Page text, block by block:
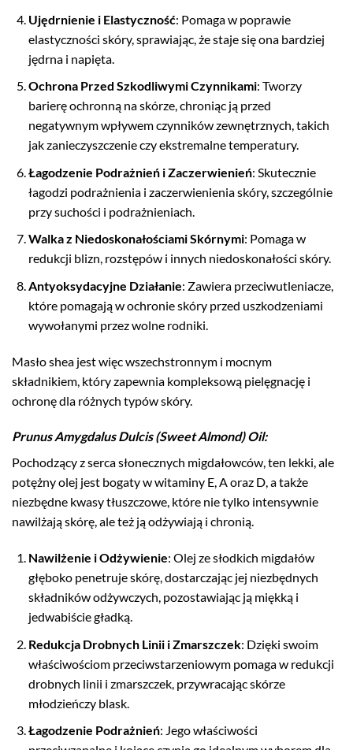
Ujędrnienie i Elastyczność: Pomaga w poprawie
elastyczności skóry, sprawiając, że staje się ona bardziej
jędrna i napięta.
Ochrona Przed Szkodliwymi Czynnikami: Tworzy
barierę ochronną na skórze, chroniąc ją przed
negatywnym wpływem czynników zewnętrznych, takich
jak zanieczyszczenie czy ekstremalne temperatury.
Łagodzenie Podrażnień i Zaczerwienień: Skutecznie
łagodzi podrażnienia i zaczerwienienia skóry, szczególnie
przy suchości i podrażnieniach.
Walka z Niedoskonałościami Skórnymi: Pomaga w
redukcji blizn, rozstępów i innych niedoskonałości skóry.
Antyoksydacyjne Działanie: Zawiera przeciwutleniacze,
które pomagają w ochronie skóry przed uszkodzeniami
wywołanymi przez wolne rodniki.
Masło shea jest więc wszechstronnym i mocnym
składnikiem, który zapewnia kompleksową pielęgnację i
ochronę dla różnych typów skóry.
Prunus Amygdalus Dulcis (Sweet Almond) Oil:
Pochodzący z serca słonecznych migdałowców, ten lekki, ale
potężny olej jest bogaty w witaminy E, A oraz D, a także
niezbędne kwasy tłuszczowe, które nie tylko intensywnie
nawilżają skórę, ale też ją odżywiają i chronią.
Nawilżenie i Odżywienie: Olej ze słodkich migdałów
głęboko penetruje skórę, dostarczając jej niezbędnych
składników odżywczych, pozostawiając ją miękką i
jedwabiście gładką.
Redukcja Drobnych Linii i Zmarszczek: Dzięki swoim
właściwościom przeciwstarzeniowym pomaga w redukcji
drobnych linii i zmarszczek, przywracając skórze
młodzieńczy blask.
Łagodzenie Podrażnień: Jego właściwości